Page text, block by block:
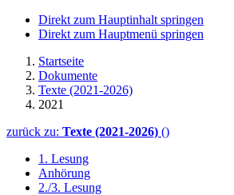
Direkt zum Hauptinhalt springen
Direkt zum Hauptmenü springen
Startseite
Dokumente
Texte (2021-2026)
2021
zurück zu: Texte (2021-2026) ()
1. Lesung
Anhörung
2./3. Lesung